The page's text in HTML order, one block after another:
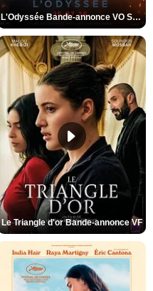
L'Odyssée Bande-annonce VO STFR
Le Triangle d'or Bande-annonce VF